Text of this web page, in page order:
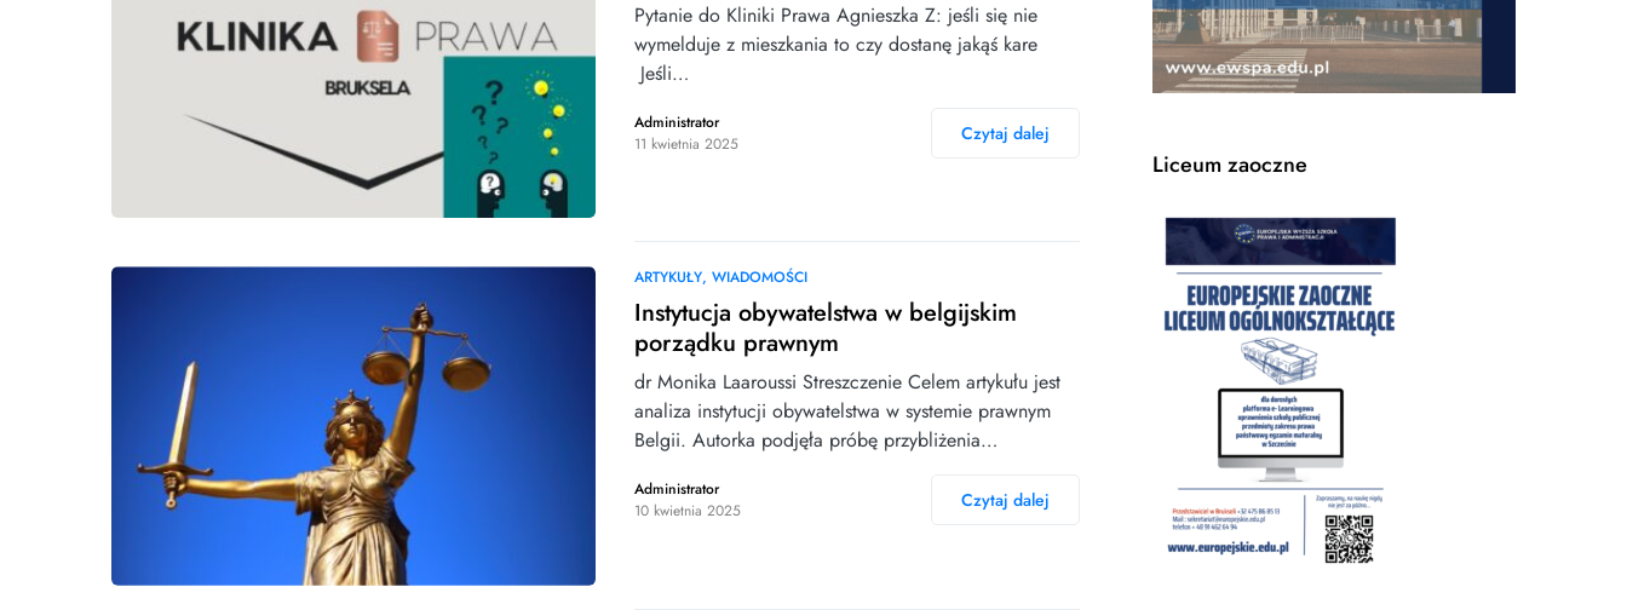
Pytanie do Kliniki Prawa Agnieszka Z: jeśli się nie
wymelduje z mieszkania to czy dostanę jakąś kare
Jeśli…
Administrator
11 kwietnia 2025
Czytaj dalej
ARTYKUŁY WIADOMOŚCI
Instytucja obywatelstwa w belgijskim
porządku prawnym
dr Monika Laaroussi Streszczenie Celem artykułu jest
analiza instytucji obywatelstwa w systemie prawnym
Belgii. Autorka podjęła próbę przybliżenia…
Administrator
10 kwietnia 2025
Czytaj dalej
Liceum zaoczne